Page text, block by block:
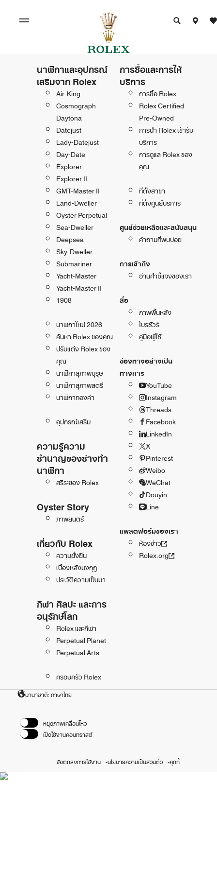
นาฬิกาและอุปกรณ์
เสริมจาก Rolex
Air-King
Cosmograph
Daytona
Datejust
Lady-Datejust
Day-Date
Explorer
Explorer II
GMT-Master II
Land-Dweller
Oyster Perpetual
Sea-Dweller
Deepsea
Sky-Dweller
Submariner
Yacht-Master
Yacht-Master II
1908
นาฬิกาใหม่ 2026
ค้นหา Rolex ของคุณ
ปรับแต่ง Rolex ของ
คุณ
นาฬิกาสุภาพบุรุษ
นาฬิกาสุภาพสตรี
นาฬิกาทองคำ
อุปกรณ์เสริม
ความรู้ความ
ชำนาญของช่างทำ
นาฬิกา
สรีระของ Rolex
Oyster Story
ภาพยนตร์
เกี่ยวกับ Rolex
ความยั่งยืน
เบื้องหลังมงกุฎ
ประวัติความเป็นมา
กีฬา ศิลปะ และการ
อนุรักษ์โลก
Rolex และกีฬา
Perpetual Planet
Perpetual Arts
ครอบครัว Rolex
การซื้อและการให้
บริการ
การซื้อ Rolex
Rolex Certified
Pre-Owned
การนำ Rolex เข้ารับ
บริการ
การดูแล Rolex ของ
คุณ
ที่ตั้งสาขา
ที่ตั้งศูนย์บริการ
ศูนย์ช่วยเหลือและสนับสนุน
คำถามที่พบบ่อย
การเข้าถึง
อ่านคำชี้แจงของเรา
สื่อ
ภาพพื้นหลัง
โบรชัวร์
คู่มือผู้ใช้
ช่องทางอย่างเป็น
ทางการ
YouTube
Instagram
Threads
Facebook
LinkedIn
X
Pinterest
Weibo
WeChat
Douyin
Line
แพลตฟอร์มของเรา
ห้องข่าว
Rolex.org
นานาชาติ: ภาษาไทย
หยุดภาพเคลื่อนไหว
เปิดใช้งานคอนทราสต์
ข้อตกลงการใช้งาน นโยบายความเป็นส่วนตัว คุกกี้